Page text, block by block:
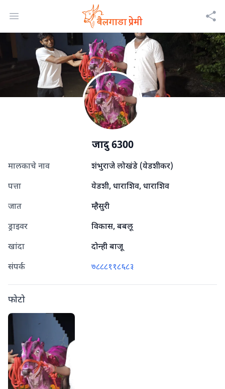
Open menu
जादु 6300
मालकाचे नाव
शंभुराजे लोखंडे (येडशीकर)
पत्ता
येडशी, धाराशिव, धाराशिव
जात
म्हैसुरी
ड्राइवर
विकास, बबलू
खांदा
दोन्ही बाजू
संपर्क
७८८८११८६८३
फोटो